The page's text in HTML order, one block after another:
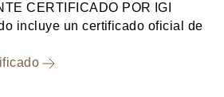
CERTIFICADO POR IGI
incluye un certificado oficial de